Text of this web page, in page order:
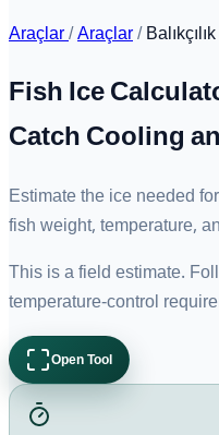
Araçlar/Araçlar/Balıkçılık
Fish Ice
Catch Cooling
Estimate the ice needed
fish weight, temperature,
This is a field estimate.
temperature-control
Open Tool